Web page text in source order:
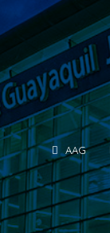
AAG